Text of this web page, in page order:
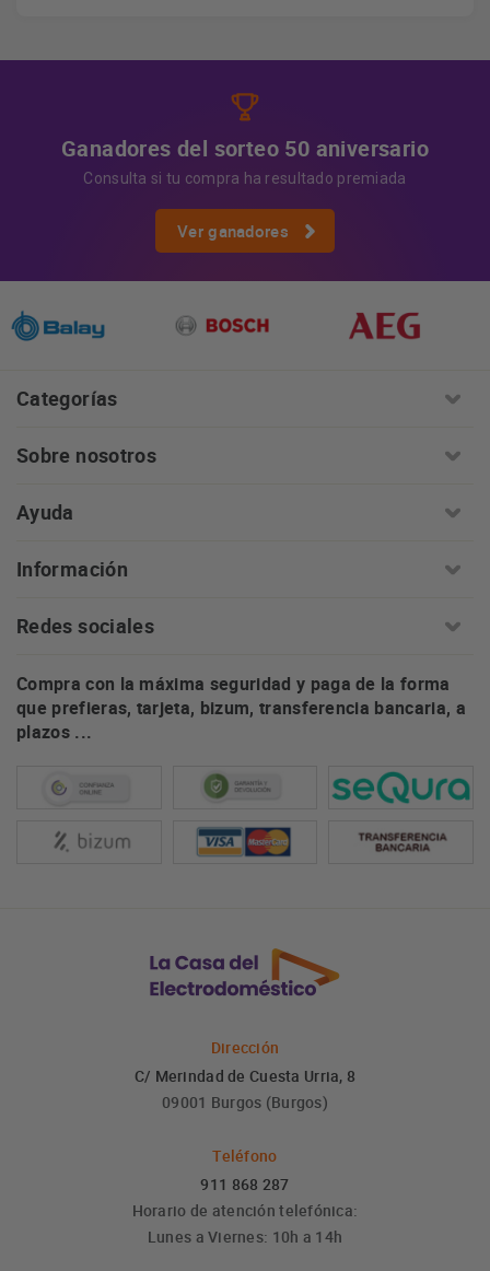
Ganadores del sorteo 50 aniversario
Consulta si tu compra ha resultado premiada
Ver ganadores
Categorías
Sobre nosotros
Ayuda
Información
Redes sociales
Compra con la máxima seguridad y paga de la forma
que prefieras, tarjeta, bizum, transferencia bancaria, a
plazos ...
Dirección
C/ Merindad de Cuesta Urria, 8
09001 Burgos (Burgos)
Teléfono
911 868 287
Horario de atención telefónica:
Lunes a Viernes: 10h a 14h